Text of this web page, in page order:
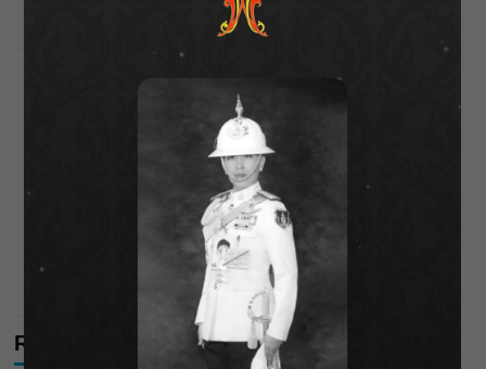
“เป็กกี้ ศรีธัญญา” ไม่เข็ดกับความรัก !! แม้จะมีรักครั้ง
ใหม่ที่สดใสกว่าเดิม แต่ยอมรับว่าเธอไม่คิดจะแต่งงาน
วิวาห์ล่ม “กระติ๊บ ชวัลกร” ประกาศยุติความสัมพันธ์
“ปั่น” ปิดฉากรักเกือบ 15 ปี
Recent Posts